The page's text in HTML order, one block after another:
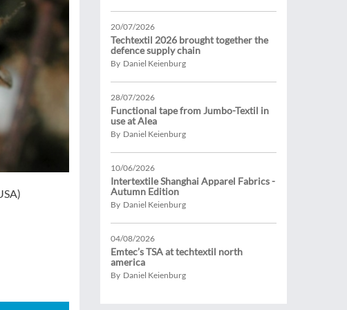
20/07/2026
Techtextil 2026 brought together the
defence supply chain
By Daniel Keienburg
28/07/2026
Functional tape from Jumbo-Textil in
use at Alea
By Daniel Keienburg
10/06/2026
Intertextile Shanghai Apparel Fabrics -
Autumn Edition
By Daniel Keienburg
04/08/2026
Emtec’s TSA at techtextil north
america
By Daniel Keienburg